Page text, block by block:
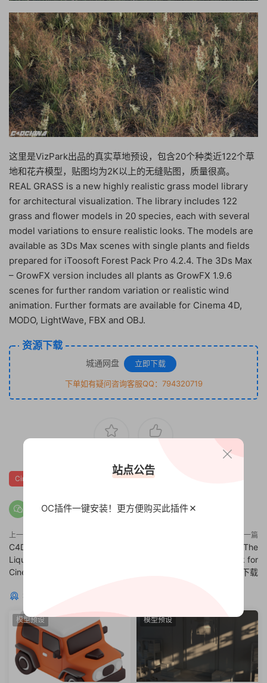
这里是VizPark出品的真实草地预设，包含20个种类近122个草
地和花卉模型，贴图均为2K以上的无缝贴图，质量很高。
REAL GRASS is a new highly realistic grass model library
for architectural visualization. The library includes 122
grass and flower models in 20 species, each with several
model variations to ensure realistic looks. The models are
available as 3Ds Max scenes with single plants and fields
prepared for iToosoft Forest Pack Pro 4.2.4. The 3Ds Max
– GrowFX version includes all plants as GrowFX 1.9.6
scenes for further random variation or realistic wind
animation. Further formats are available for Cinema 4D,
MODO, LightWave, FBX and OBJ.
资源下载
城通网盘 立即下载
下单如有疑问咨询客服QQ：794320719
Cinema 4D真实草地
上一篇
C4D流体形状变形动画预设工程
Liquid Shape Morph Tool For
Cinema 4D
下一篇
C4D OC渲染器材质预设包The
Pixel Lab Material Pack for
OctaneRender 3 免费下载
猜你喜欢
模型预设 模型预设
站点公告
OC插件一键安装！更方便购买此插件